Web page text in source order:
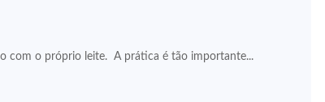
com o próprio leite. A prática é tão importante...